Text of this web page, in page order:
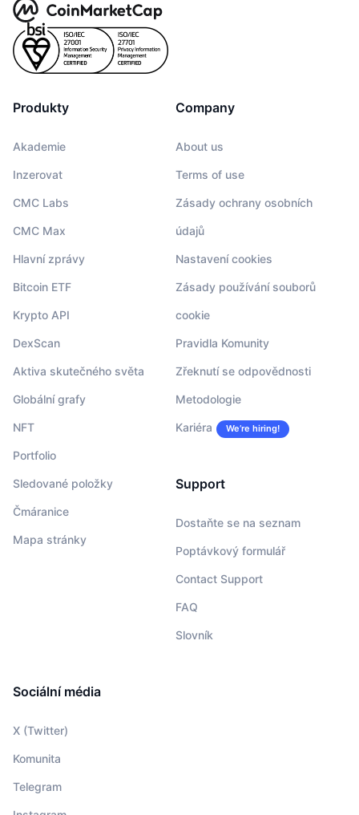
Produkty
Akademie
Inzerovat
CMC Labs
CMC Max
Hlavní zprávy
Bitcoin ETF
Krypto API
DexScan
Aktiva skutečného světa
Globální grafy
NFT
Portfolio
Sledované položky
Čmáranice
Mapa stránky
Company
About us
Terms of use
Zásady ochrany osobních
údajů
Nastavení cookies
Zásady používání souborů
cookie
Pravidla Komunity
Zřeknutí se odpovědnosti
Metodologie
Kariéra We’re hiring!
Support
Dostaňte se na seznam
Poptávkový formulář
Contact Support
FAQ
Slovník
Sociální média
X (Twitter)
Komunita
Telegram